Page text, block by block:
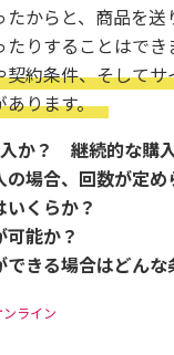
からと、商品を送
りすることはでき
契約条件、そして
あります。
か？ 継続的な購
場合、回数が定め
くらか？
可能か？
きる場合はどんな
ライン